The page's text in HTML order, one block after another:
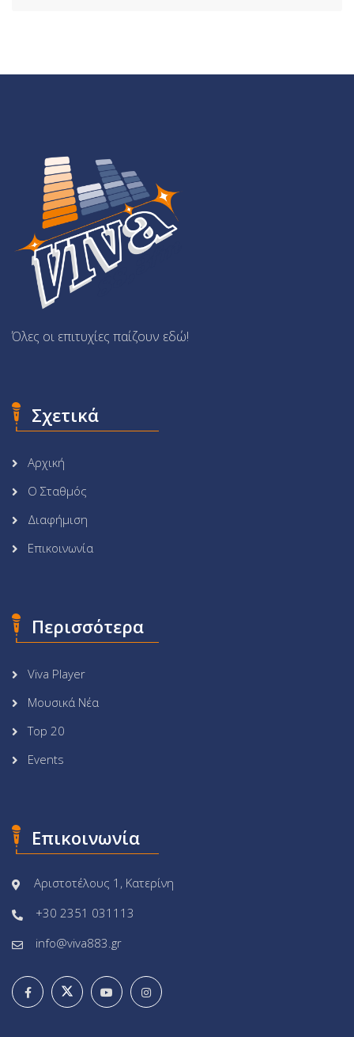
Όλες οι επιτυχίες παίζουν εδώ!
Σχετικά
Αρχική
Ο Σταθμός
Διαφήμιση
Επικοινωνία
Περισσότερα
Viva Player
Μουσικά Νέα
Top 20
Events
Επικοινωνία
Αριστοτέλους 1, Κατερίνη
+30 2351 031113
info@viva883.gr